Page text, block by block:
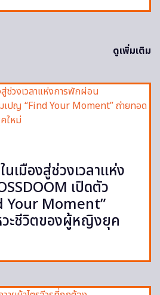
ดูเพิ่มเติม
นเมืองสู่ช่วงเวลาแห่ง
เปิดตัว
Your Moment”
ะชีวิตของผู้หญิงยุค